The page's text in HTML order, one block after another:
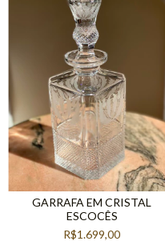
GARRAFA EM CRISTAL
ESCOCÊS
R$1.699,00